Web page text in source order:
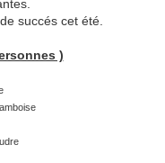
succés cet été.
)